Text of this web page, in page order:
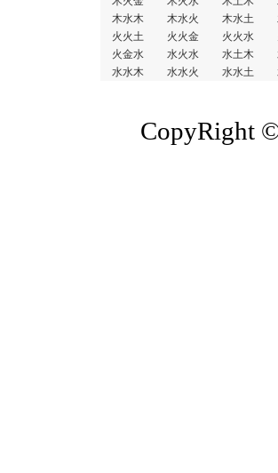
木水木
木水火 木水土
火火土
火火金 火火水
火金水
水火水 水土木
水水木
水水火 水水土
CopyRight